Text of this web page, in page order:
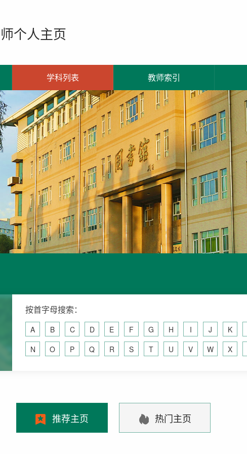
个人主页
学科列表 教师索引
按首字母搜索：
A B C D E F G H I J K
N
O P Q R S T U V W X
推荐主页 热门主页